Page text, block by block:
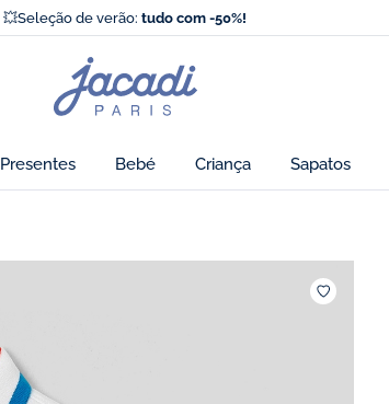
💥Seleção de verão: tudo com -50%!
Os novos Essentiels Jacadi
Nova coleção outono
💥Seleção de verão:tudo com -50%!
Página
inicial
de
Presentes Bebé Criança Sapatos